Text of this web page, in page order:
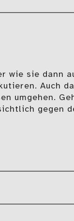
wie sie dann
Auch
umgehen.
gegen